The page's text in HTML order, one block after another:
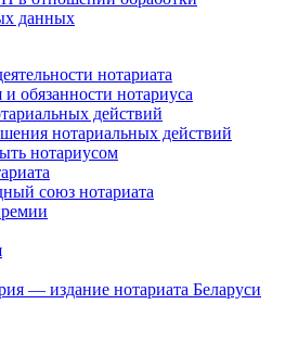
данных
нотариата
обязанности нотариуса
действий
нотариальных действий
нотариусом
союз нотариата
— издание нотариата Беларуси